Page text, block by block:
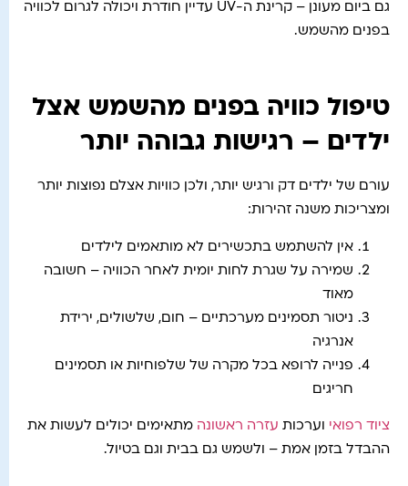
גם ביום מעונן – קרינת ה-UV עדיין חודרת ויכולה לגרום לכוויה
בפנים מהשמש.
טיפול כוויה בפנים מהשמש אצל
ילדים – רגישות גבוהה יותר
עורם של ילדים דק ורגיש יותר, ולכן כוויות אצלם נפוצות יותר
ומצריכות משנה זהירות:
אין להשתמש בתכשירים לא מותאמים לילדים
שמירה על שגרת לחות יומית לאחר הכוויה – חשובה
מאוד
ניטור תסמינים מערכתיים – חום, שלשולים, ירידת
אנרגיה
פנייה לרופא בכל מקרה של שלפוחיות או תסמינים
חריגים
ציוד רפואי וערכות עזרה ראשונה מתאימים יכולים לעשות את
ההבדל בזמן אמת – ולשמש גם בבית וגם בטיול.